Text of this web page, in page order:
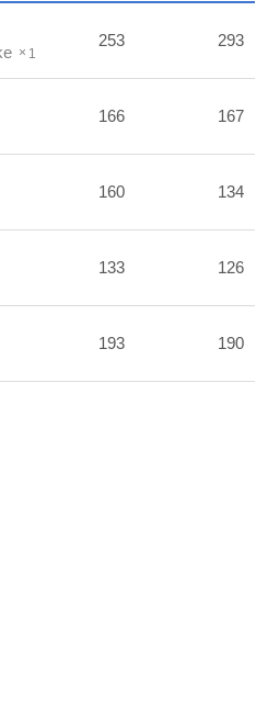
1
253 293
166 167
160 134
133 126
193 190